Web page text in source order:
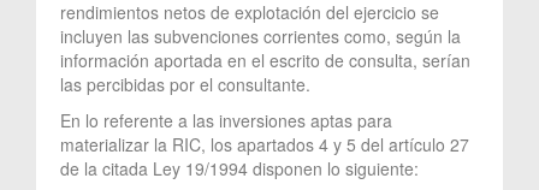
rendimientos netos de explotación del ejercicio se
incluyen las subvenciones corrientes como, según la
información aportada en el escrito de consulta, serían
las percibidas por el consultante.
En lo referente a las inversiones aptas para
materializar la RIC, los apartados 4 y 5 del artículo 27
de la citada Ley 19/1994 disponen lo siguiente: